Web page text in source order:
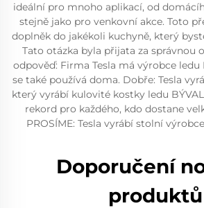
ideální pro mnoho aplikací, od
stejně jako pro venkovní akce. Toto
doplněk do jakékoli kuchyně, který
Tato otázka byla přijata za správnou
odpověď: Firma Tesla má výrobce ledu
se také používá doma. Dobře: Tesla
který vyrábí kulovité kostky ledu
rekord pro každého, kdo dostane
PROSÍME: Tesla vyrábí stolní
Doporučení
produktů